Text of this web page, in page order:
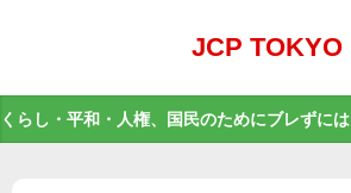
JCP TOKYO
くらし・平和・人権、国民のためにブレずに